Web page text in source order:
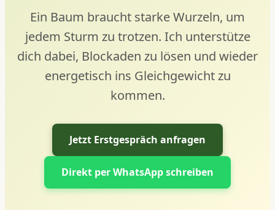
Ein Baum braucht starke Wurzeln, um
jedem Sturm zu trotzen. Ich unterstütze
dich dabei, Blockaden zu lösen und wieder
energetisch ins Gleichgewicht zu
kommen.
Jetzt Erstgespräch anfragen
Direkt per WhatsApp schreiben